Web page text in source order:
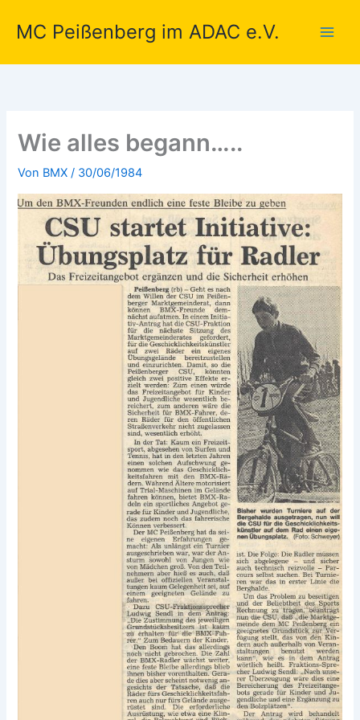
InhaltMC Peißenberg im ADAC e.V.
Wie alles begann…..
Von BMX/ 30/06/1984